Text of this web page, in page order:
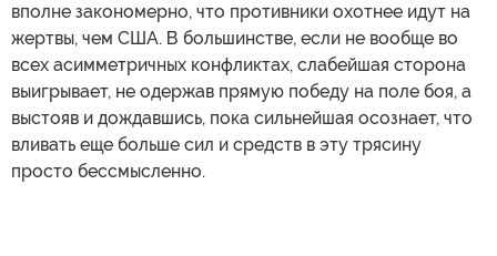
вполне закономерно, что противники охотнее идут на
жертвы, чем США. В большинстве, если не вообще во
всех асимметричных конфликтах, слабейшая сторона
выигрывает, не одержав прямую победу на поле боя, а
выстояв и дождавшись, пока сильнейшая осознает, что
вливать еще больше сил и средств в эту трясину
просто бессмысленно.